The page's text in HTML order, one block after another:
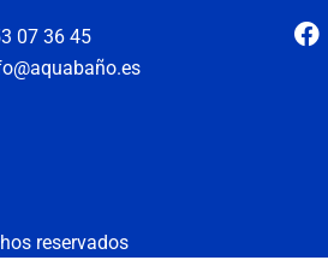
07 36 45
reservados